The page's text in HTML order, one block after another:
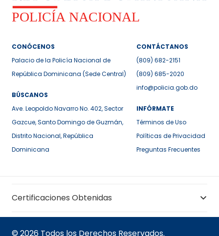
CONÓCENOS
Palacio de la Policía Nacional de
República Dominicana (Sede Central)
BÚSCANOS
Ave. Leopoldo Navarro No. 402, Sector
Gazcue, Santo Domingo de Guzmán,
Distrito Nacional, República
Dominicana
CONTÁCTANOS
(809) 682-2151
(809) 685-2020
info@policia.gob.do
INFÓRMATE
Términos de Uso
Políticas de Privacidad
Preguntas Frecuentes
Certificaciones Obtenidas
© 2026 Todos los Derechos Reservados.